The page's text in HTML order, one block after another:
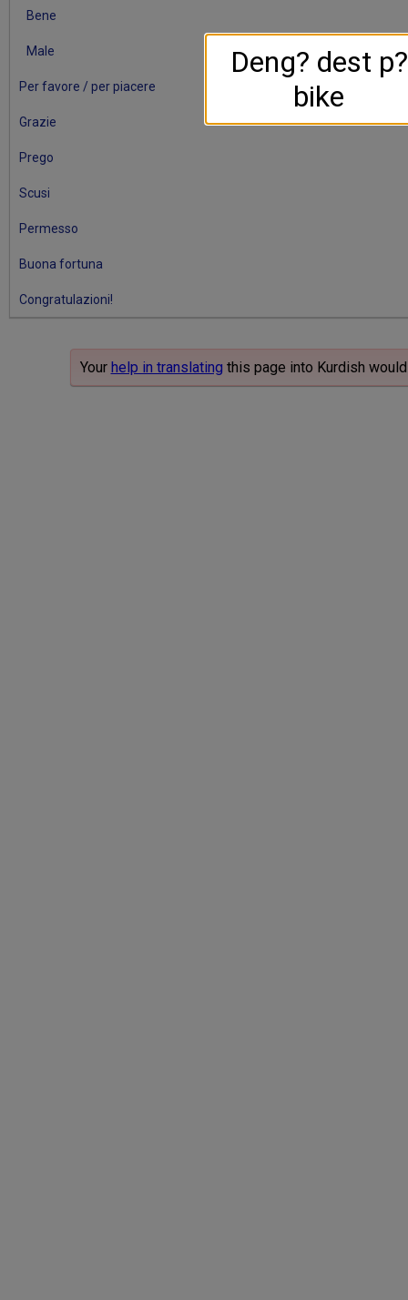
Bene
Male
Per favore / per piacere
Grazie
Prego
Scusi
Permesso
Buona fortuna
Congratulazioni!
Your help in translating this page into Kurdish
Deng? dest p?
bike